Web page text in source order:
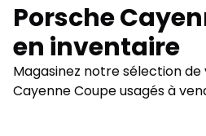
Porsche
en inventaire
Magasinez notre sélection de
Cayenne Coupe usagés à